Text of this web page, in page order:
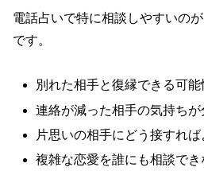
電話占いで特に相談しやすいの
です。
別れた相手と復縁できる可
連絡が減った相手の気持ちが
片思いの相手にどう接すれ
複雑な恋愛を誰にも相談でき